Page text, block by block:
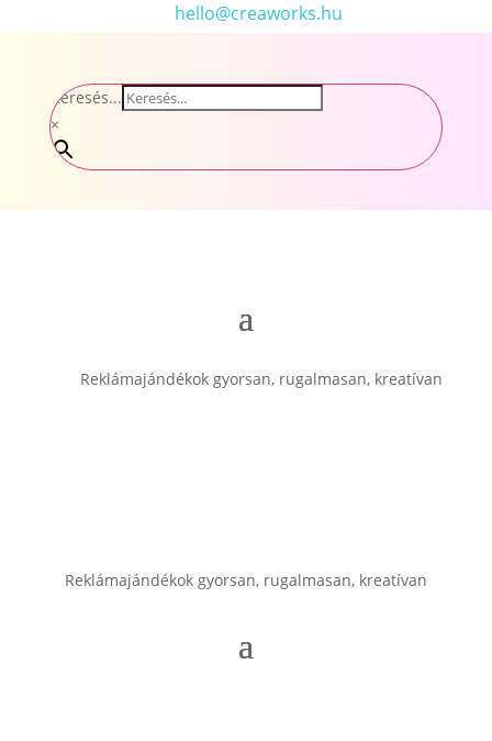
hello@creaworks.hu
Keresés...
×
Reklámajándékok gyorsan, rugalmasan, kreatívan
Reklámajándékok gyorsan, rugalmasan, kreatívan